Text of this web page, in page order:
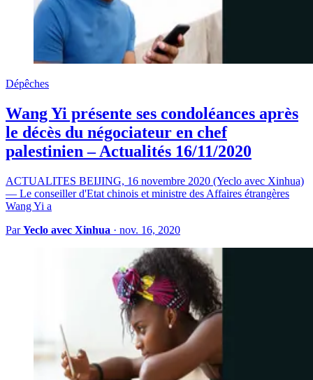
Dépêches
Wang Yi présente ses condoléances après
le décès du négociateur en chef
palestinien – Actualités 16/11/2020
ACTUALITES BEIJING, 16 novembre 2020 (Yeclo avec Xinhua)
— Le conseiller d'Etat chinois et ministre des Affaires étrangères
Wang Yi a
ParYeclo avec Xinhua · nov. 16, 2020